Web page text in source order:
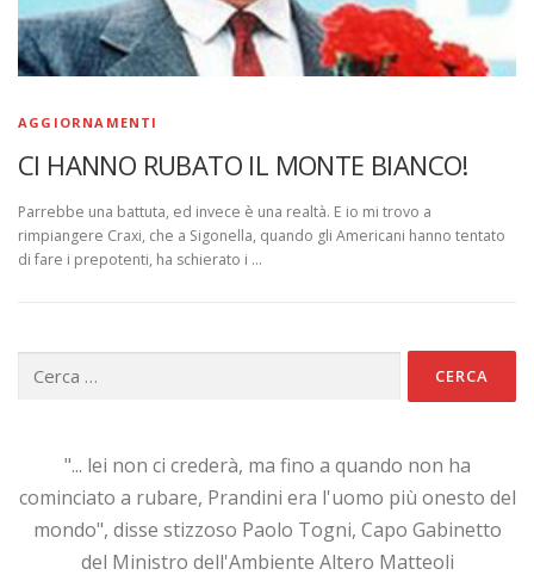
AGGIORNAMENTI
CI HANNO RUBATO IL MONTE BIANCO!
Parrebbe una battuta, ed invece è una realtà. E io mi trovo a
rimpiangere Craxi, che a Sigonella, quando gli Americani hanno tentato
di fare i prepotenti, ha schierato i …
per:
"... lei non ci crederà, ma fino a quando non ha
cominciato a rubare, Prandini era l'uomo più onesto del
mondo", disse stizzoso Paolo Togni, Capo Gabinetto
del Ministro dell'Ambiente Altero Matteoli